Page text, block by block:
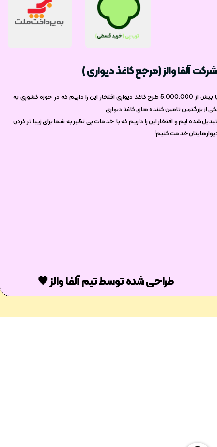
شرکت آلفا والز (مرجع کاغذ دیواری )
با بیش از 5.000.000 طرح کاغذ دیواری افتخار این را داریم که در حوزه کشوری به
از بزرگترین تامین کننده های کاغذ دیواری
شده ایم و افتخار این را داریم که با خدمات بی نظیر به شما برای زیبا تر کردن
خدمت کنیم!
طراحی شده توسط تیم آلفا والز 🖤